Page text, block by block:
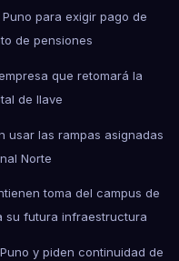
para exigir pago de
de pensiones
que retomará la
de Ilave
usar las rampas asignadas
Norte
toma del campus de
su futura infraestructura
y piden continuidad de